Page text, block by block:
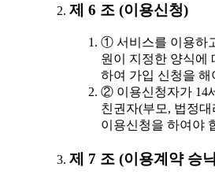
제 6 조 (이용신청)
① 서비스를 이용하
원이 지정한 양식에
하여 가입 신청을 해
② 이용신청자가 14
친권자(부모, 법정
이용신청을 하여야
제 7 조 (이용계약 승